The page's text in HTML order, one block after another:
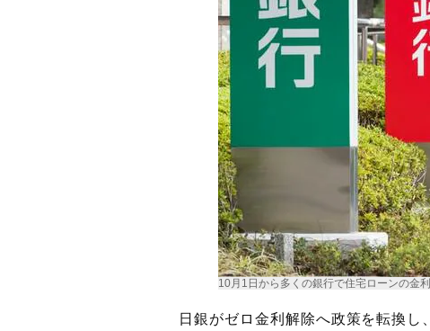
10月1日から多くの銀行で住宅ローンの金
日銀がゼロ金利解除へ政策を転換し